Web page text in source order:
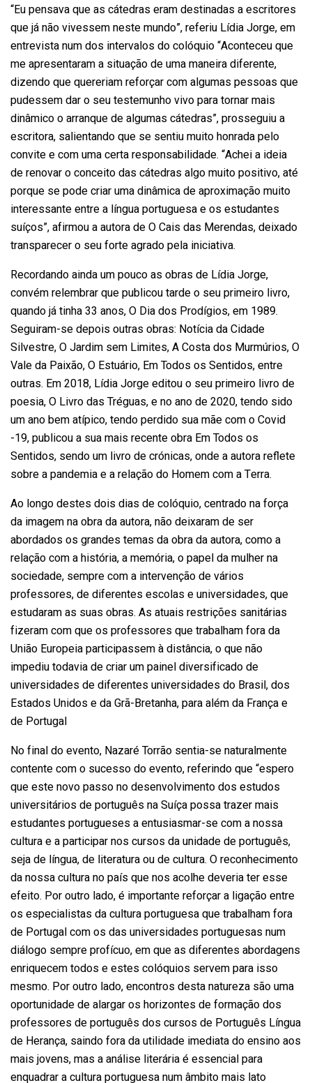
“Eu pensava que as cátedras eram destinadas a escritores
que já não vivessem neste mundo”, referiu Lídia Jorge, em
entrevista num dos intervalos do colóquio “Aconteceu que
me apresentaram a situação de uma maneira diferente,
dizendo que quereriam reforçar com algumas pessoas que
pudessem dar o seu testemunho vivo para tornar mais
dinâmico o arranque de algumas cátedras”, prosseguiu a
escritora, salientando que se sentiu muito honrada pelo
convite e com uma certa responsabilidade. “Achei a ideia
de renovar o conceito das cátedras algo muito positivo, até
porque se pode criar uma dinâmica de aproximação muito
interessante entre a língua portuguesa e os estudantes
suíços”, afirmou a autora de O Cais das Merendas, deixado
transparecer o seu forte agrado pela iniciativa.
Recordando ainda um pouco as obras de Lídia Jorge,
convém relembrar que publicou tarde o seu primeiro livro,
quando já tinha 33 anos, O Dia dos Prodígios, em 1989.
Seguiram-se depois outras obras: Notícia da Cidade
Silvestre, O Jardim sem Limites, A Costa dos Murmúrios, O
Vale da Paixão, O Estuário, Em Todos os Sentidos, entre
outras. Em 2018, Lídia Jorge editou o seu primeiro livro de
poesia, O Livro das Tréguas, e no ano de 2020, tendo sido
um ano bem atípico, tendo perdido sua mãe com o Covid
-19, publicou a sua mais recente obra Em Todos os
Sentidos, sendo um livro de crónicas, onde a autora reflete
sobre a pandemia e a relação do Homem com a Terra.
Ao longo destes dois dias de colóquio, centrado na força
da imagem na obra da autora, não deixaram de ser
abordados os grandes temas da obra da autora, como a
relação com a história, a memória, o papel da mulher na
sociedade, sempre com a intervenção de vários
professores, de diferentes escolas e universidades, que
estudaram as suas obras. As atuais restrições sanitárias
fizeram com que os professores que trabalham fora da
União Europeia participassem à distância, o que não
impediu todavia de criar um painel diversificado de
universidades de diferentes universidades do Brasil, dos
Estados Unidos e da Grã-Bretanha, para além da França e
de Portugal
No final do evento, Nazaré Torrão sentia-se naturalmente
contente com o sucesso do evento, referindo que “espero
que este novo passo no desenvolvimento dos estudos
universitários de português na Suíça possa trazer mais
estudantes portugueses a entusiasmar-se com a nossa
cultura e a participar nos cursos da unidade de português,
seja de língua, de literatura ou de cultura. O reconhecimento
da nossa cultura no país que nos acolhe deveria ter esse
efeito. Por outro lado, é importante reforçar a ligação entre
os especialistas da cultura portuguesa que trabalham fora
de Portugal com os das universidades portuguesas num
diálogo sempre profícuo, em que as diferentes abordagens
enriquecem todos e estes colóquios servem para isso
mesmo. Por outro lado, encontros desta natureza são uma
oportunidade de alargar os horizontes de formação dos
professores de português dos cursos de Português Língua
de Herança, saindo fora da utilidade imediata do ensino aos
mais jovens, mas a análise literária é essencial para
enquadrar a cultura portuguesa num âmbito mais lato